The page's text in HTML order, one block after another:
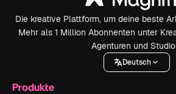
Die kreative Plattform, um deine beste
Mehr als 1 Million Abonnenten unter
Agenturen und
Deutsch
Produkte